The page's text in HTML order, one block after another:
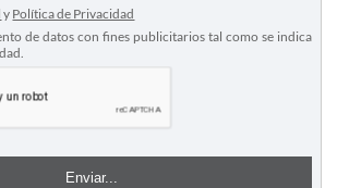
y Política de Privacidad
de datos con fines publicitarios tal como se indica